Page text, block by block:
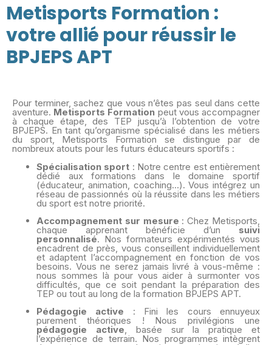
Metisports Formation :
votre allié pour réussir le
BPJEPS APT
Pour terminer, sachez que vous n’êtes pas seul dans cette
aventure. Metisports Formation peut vous accompagner
à chaque étape, des TEP jusqu’à l’obtention de votre
BPJEPS. En tant qu’organisme spécialisé dans les métiers
du sport, Metisports Formation se distingue par de
nombreux atouts pour les futurs éducateurs sportifs :
Spécialisation sport : Notre centre est entièrement
dédié aux formations dans le domaine sportif
(éducateur, animation, coaching…). Vous intégrez un
réseau de passionnés où la réussite dans les métiers
du sport est notre priorité.
Accompagnement sur mesure : Chez Metisports,
chaque apprenant bénéficie d’un suivi
personnalisé. Nos formateurs expérimentés vous
encadrent de près, vous conseillent individuellement
et adaptent l’accompagnement en fonction de vos
besoins. Vous ne serez jamais livré à vous-même :
nous sommes là pour vous aider à surmonter vos
difficultés, que ce soit pendant la préparation des
TEP ou tout au long de la formation BPJEPS APT.
Pédagogie active : Fini les cours ennuyeux
purement théoriques ! Nous privilégions une
pédagogie active, basée sur la pratique et
l’expérience de terrain. Nos programmes intègrent